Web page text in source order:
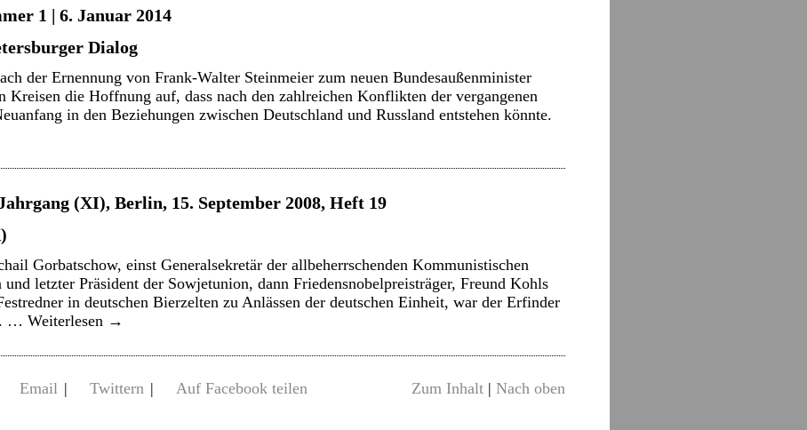
1 | 6. Januar 2014
Dialog
der Ernennung von Frank-Walter Steinmeier zum neuen Bundesaußenminister
Kreisen die Hoffnung auf, dass nach den zahlreichen Konflikten der vergangenen
in den Beziehungen zwischen Deutschland und Russland entstehen könnte.
(XI), Berlin, 15. September 2008, Heft 19
Gorbatschow, einst Generalsekretär der allbeherrschenden Kommunistischen
letzter Präsident der Sowjetunion, dann Friedensnobelpreisträger, Freund Kohls
in deutschen Bierzelten zu Anlässen der deutschen Einheit, war der Erfinder
… Weiterlesen →
Email | Twittern | Auf Facebook teilen Zum Inhalt | Nach oben